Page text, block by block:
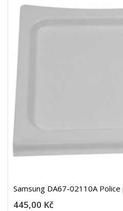
Samsung DA67-02110A
445,00 Kč